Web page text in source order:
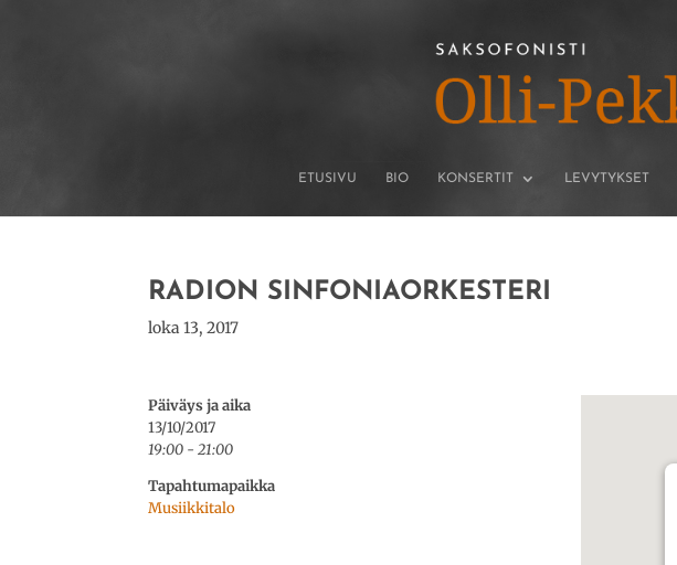
ETUSIVU BIO KONSERTIT LEVYTYKSET
RADION SINFONIAORKESTERI
loka 13, 2017
Päiväys ja aika
13/10/2017
19:00 - 21:00
Tapahtumapaikka
Musiikkitalo